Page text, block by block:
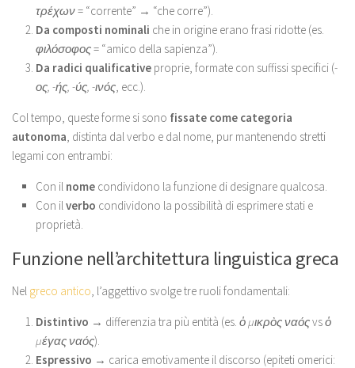
τρέχων= “corrente” → “che corre”).
Da composti nominali che in origine erano frasi ridotte (es.
φιλόσοφος= “amico della sapienza”).
Da radici qualificative proprie, formate con suffissi specifici (-
ος, -ής, -ύς, -ινός , ecc.).
Col tempo, queste forme si sono fissate come categoria
autonoma , distinta dal verbo e dal nome, pur mantenendo stretti
legami con entrambi:
Con il nome condividono la funzione di designare qualcosa.
Con il verbo condividono la possibilità di esprimere stati e
proprietà.
Funzione nell’architettura linguistica greca
Nel greco antico , l’aggettivo svolge tre ruoli fondamentali:
Distintivo → differenzia tra più entità (es. ὁ μικρὸς ναόςvsὁ
μέγας ναός).
Espressivo → carica emotivamente il discorso (epiteti omerici: